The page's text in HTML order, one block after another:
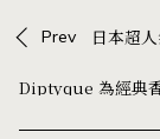
Prev